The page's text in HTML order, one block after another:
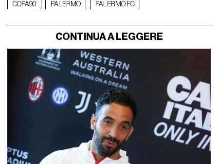
COPA90 PALERMO PALERMO FC
CONTINUA A LEGGERE